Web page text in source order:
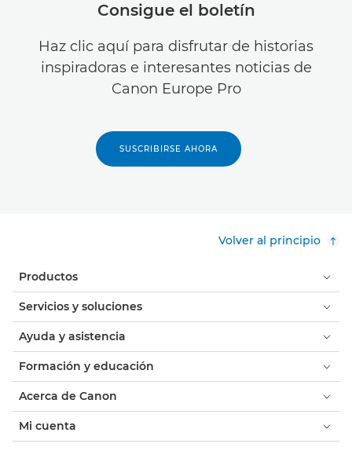
Consigue el boletín
Haz clic aquí para disfrutar de historias
inspiradoras e interesantes noticias de
Canon Europe Pro
SUSCRIBIRSE AHORA
Volver al principio
Productos
Servicios y soluciones
Ayuda y asistencia
Formación y educación
Acerca de Canon
Mi cuenta